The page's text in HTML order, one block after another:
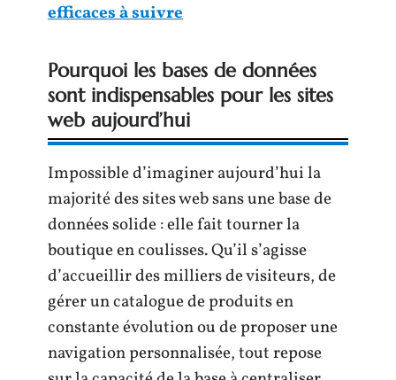
efficaces à suivre
Pourquoi les bases de données
sont indispensables pour les sites
web aujourd’hui
Impossible d’imaginer aujourd’hui la
majorité des sites web sans une base de
données solide : elle fait tourner la
boutique en coulisses. Qu’il s’agisse
d’accueillir des milliers de visiteurs, de
gérer un catalogue de produits en
constante évolution ou de proposer une
navigation personnalisée, tout repose